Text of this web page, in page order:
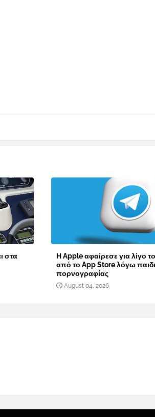
στα
Η Apple αφαίρεσε για λίγο
από το App Store λόγω
πορνογραφίας
August 04, 2026